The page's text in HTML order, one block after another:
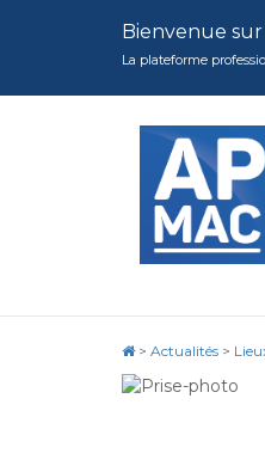
Bienvenue
La plateforme
> Actualités >